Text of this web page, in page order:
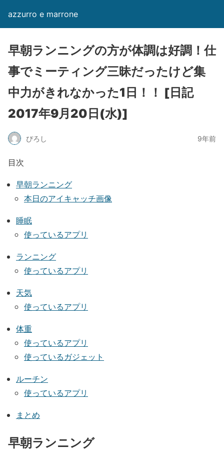
azzurro e marrone
早朝ランニングの方が体調は好調！仕
事でミーティング三昧だったけど集
中力がきれなかった1日！！ [日記
2017年9月20日(水)]
ぴろし 9年前
目次
早朝ランニング
本日のアイキャッチ画像
睡眠
使っているアプリ
ランニング
使っているアプリ
天気
使っているアプリ
体重
使っているアプリ
使っているガジェット
ルーチン
使っているアプリ
まとめ
早朝ランニング